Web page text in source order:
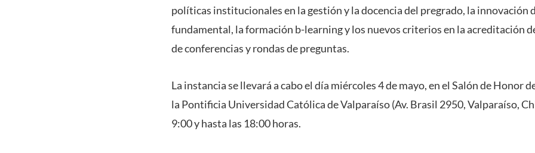
políticas institucionales en la gestión y la docencia del pregrado, la innovación
fundamental, la formación b-learning y los nuevos criterios en la acreditación
de conferencias y rondas de preguntas.
La instancia se llevará a cabo el día miércoles 4 de mayo, en el Salón de Honor
la Pontificia Universidad Católica de Valparaíso (Av. Brasil 2950, Valparaíso,
9:00 y hasta las 18:00 horas.